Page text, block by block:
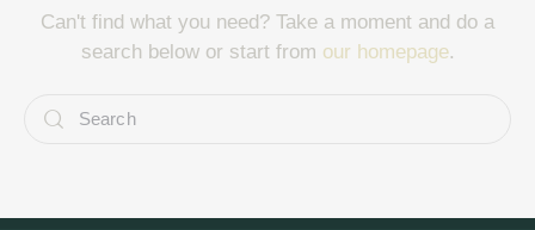
Can't find what you need? Take a moment and do a
search below or start from our homepage.